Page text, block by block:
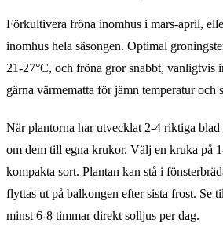
Förkultivera fröna inomhus i mars-april,
inomhus hela säsongen. Optimal
21-27°C, och fröna gror snabbt, vanligtvis
gärna värmematta för jämn temperatur och
När plantorna har utvecklat 2-4 riktiga blad
om dem till egna krukor. Välj en kruka på
kompakta sort. Plantan kan stå i
flyttas ut på balkongen efter sista frost. Se
minst 6-8 timmar direkt solljus per dag.